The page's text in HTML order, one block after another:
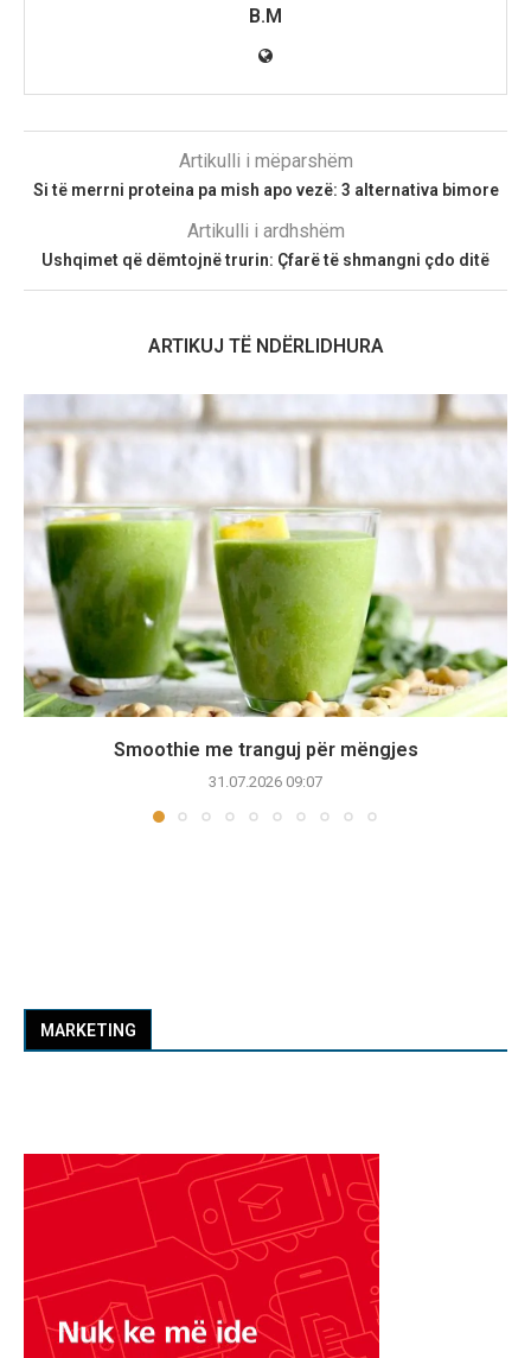
B.M
Artikulli i mëparshëm
Si të merrni proteina pa mish apo vezë: 3 alternativa bimore
Artikulli i ardhshëm
Ushqimet që dëmtojnë trurin: Çfarë të shmangni çdo ditë
ARTIKUJ TË NDËRLIDHURA
Smoothie me tranguj për mëngjes
31.07.2026 09:07
MARKETING